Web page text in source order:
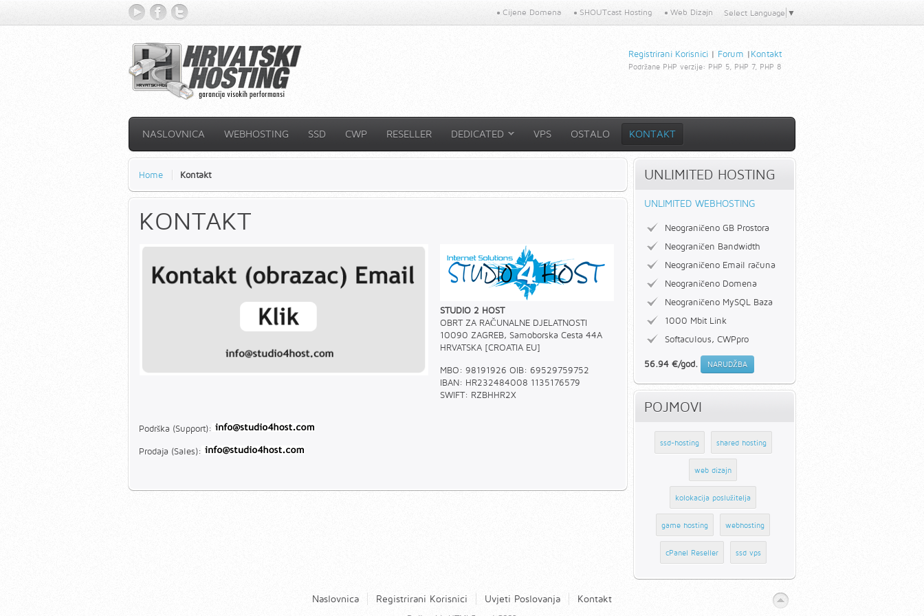
YouTubeFacebook Select Language ▼
Cijene Domena SHOUTcast Hosting Web Dizajn
Registrirani Korisnici | Forum |Kontakt
Podržane PHP verzije: PHP 5, PHP 7, PHP 8
NASLOVNICA WEBHOSTING SSD CWP RESELLER DEDICATED VPS OSTALO KONTAKT
Home Kontakt
KONTAKT
STUDIO 2 HOST
OBRT ZA RAČUNALNE DJELATNOSTI
10090 ZAGREB, Samoborska Cesta 44A
HRVATSKA [CROATIA EU]
MBO: 98191926 OIB: 69529759752
IBAN: HR232484008 1135176579
SWIFT: RZBHHR2X
Podrška (Support):
Prodaja (Sales):
UNLIMITED HOSTING
UNLIMITED WEBHOSTING
Neograničeno GB Prostora
Neograničen Bandwidth
Neograničeno Email računa
Neograničeno Domena
Neograničeno MySQL Baza
1000 Mbit Link
Softaculous, CWPpro
56.94 €/god. NARUDŽBA
POJMOVI
ssd-hosting shared hosting
web dizajn
kolokacija poslužitelja
game hosting webhosting
cPanel Reseller ssd vps
Naslovnica Registrirani Korisnici Uvjeti Poslovanja Kontakt